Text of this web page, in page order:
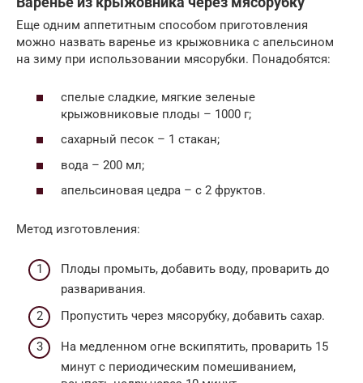
Еще одним аппетитным способом приготовления
можно назвать варенье из крыжовника с апельсином
на зиму при использовании мясорубки. Понадобятся:
спелые сладкие, мягкие зеленые
крыжовниковые плоды – 1000 г;
сахарный песок – 1 стакан;
вода – 200 мл;
апельсиновая цедра – с 2 фруктов.
Метод изготовления:
Плоды промыть, добавить воду, проварить до
разваривания.
Пропустить через мясорубку, добавить сахар.
На медленном огне вскипятить, проварить 15
минут с периодическим помешиванием,